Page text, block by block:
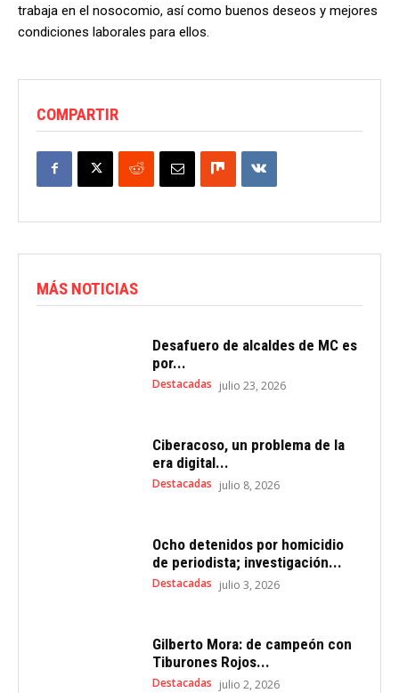
trabaja en el nosocomio, así como buenos deseos y mejores
condiciones laborales para ellos.
COMPARTIR
MÁS NOTICIAS
Desafuero de alcaldes de MC es
por...
Destacadas julio 23, 2026
Ciberacoso, un problema de la
era digital...
Destacadas julio 8, 2026
Ocho detenidos por homicidio
de periodista; investigación...
Destacadas julio 3, 2026
Gilberto Mora: de campeón con
Tiburones Rojos...
Destacadas julio 2, 2026